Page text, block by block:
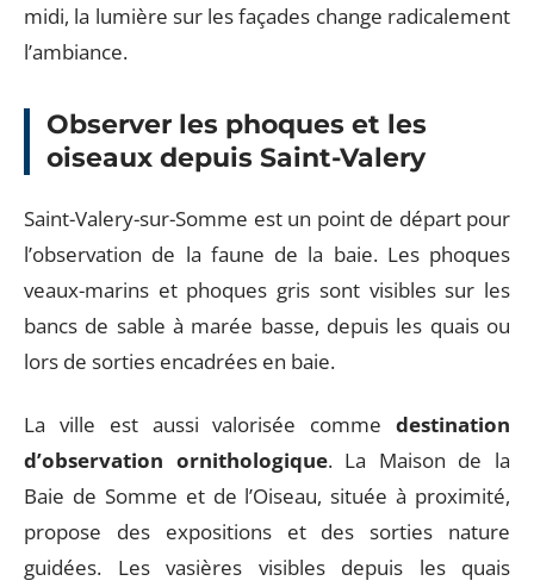
midi, la lumière sur les façades change radicalement
l’ambiance.
Observer les phoques et les
oiseaux depuis Saint-Valery
Saint-Valery-sur-Somme est un point de départ pour
l’observation de la faune de la baie. Les phoques
veaux-marins et phoques gris sont visibles sur les
bancs de sable à marée basse, depuis les quais ou
lors de sorties encadrées en baie.
La ville est aussi valorisée comme destination
d’observation ornithologique. La Maison de la
Baie de Somme et de l’Oiseau, située à proximité,
propose des expositions et des sorties nature
guidées. Les vasières visibles depuis les quais